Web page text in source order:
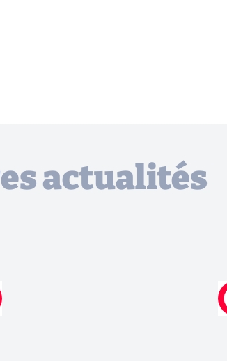
actualités